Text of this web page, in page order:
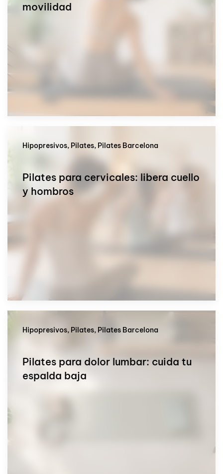
movilidad
Hipopresivos, Pilates, Pilates Barcelona
Pilates para cervicales: libera cuello
y hombros
Hipopresivos, Pilates, Pilates Barcelona
Pilates para dolor lumbar: cuida tu
espalda baja